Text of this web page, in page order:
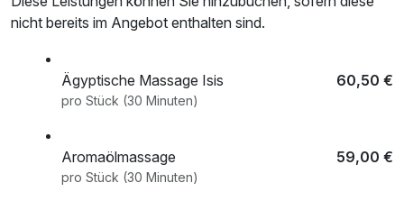
nicht bereits im Angebot enthalten sind.
Ägyptische Massage Isis 60,50 €
pro Stück (30 Minuten)
Aromaölmassage 59,00 €
pro Stück (30 Minuten)